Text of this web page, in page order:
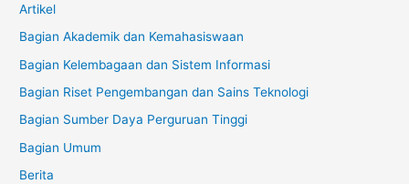
Artikel
Bagian Akademik dan Kemahasiswaan
Bagian Kelembagaan dan Sistem Informasi
Bagian Riset Pengembangan dan Sains Teknologi
Bagian Sumber Daya Perguruan Tinggi
Bagian Umum
Berita